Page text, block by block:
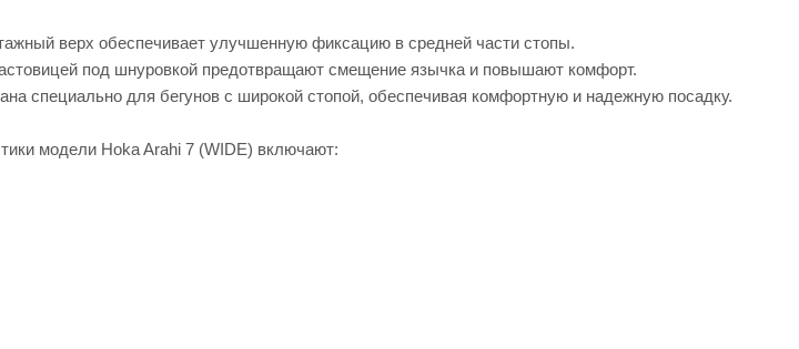
верх обеспечивает улучшенную фиксацию в средней части стопы.
под шнуровкой предотвращают смещение язычка и повышают комфорт.
специально для бегунов с широкой стопой, обеспечивая комфортную и надежную посадку.
модели Hoka Arahi 7 (WIDE) включают: